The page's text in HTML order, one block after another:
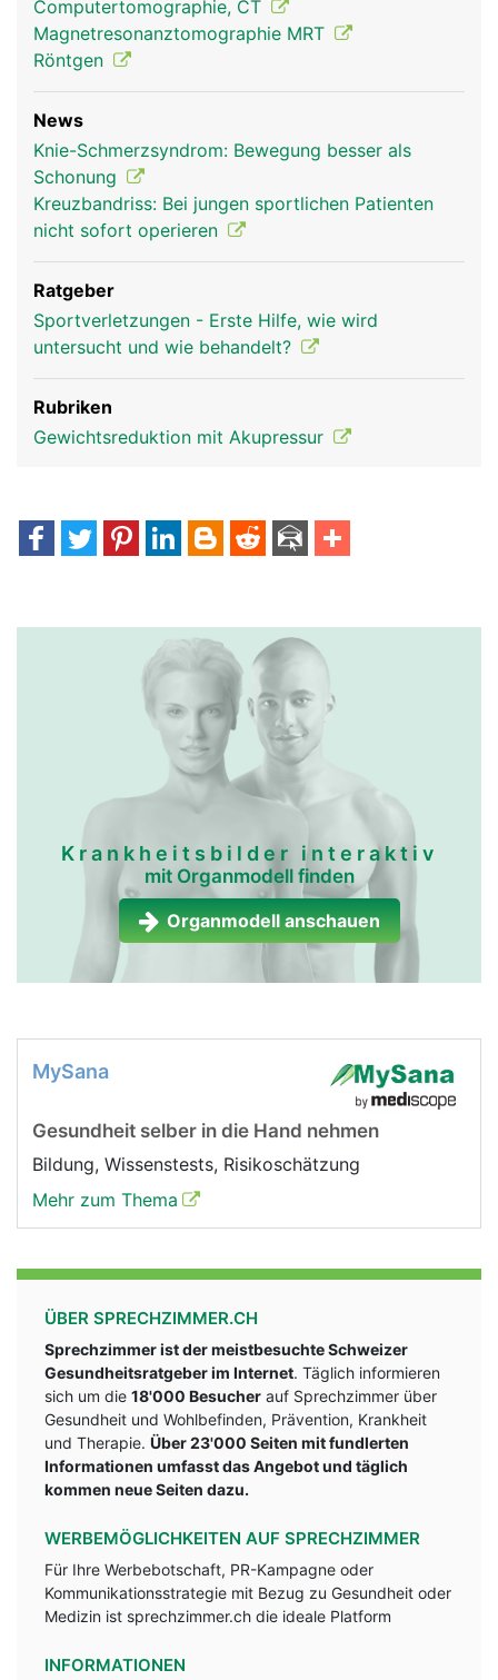
Kniescheibe Frau
Computertomographie, CT
Magnetresonanztomographie MRT
Röntgen
News
Knie-Schmerzsyndrom: Bewegung besser als
Schonung
Kreuzbandriss: Bei jungen sportlichen Patienten
nicht sofort operieren
Ratgeber
Sportverletzungen - Erste Hilfe, wie wird
untersucht und wie behandelt?
Rubriken
Gewichtsreduktion mit Akupressur
Krankheitsbilder interaktiv
mit Organmodell finden
Organmodell anschauen
MySana
Gesundheit selber in die Hand nehmen
Bildung, Wissenstests, Risikoschätzung
Mehr zum Thema
ÜBER SPRECHZIMMER.CH
Sprechzimmer ist der meistbesuchte Schweizer
Gesundheitsratgeber im Internet. Täglich informieren
sich um die 18'000 Besucher auf Sprechzimmer über
Gesundheit und Wohlbefinden, Prävention, Krankheit
und Therapie. Über 23'000 Seiten mit fundlerten
Informationen umfasst das Angebot und täglich
kommen neue Seiten dazu.
WERBEMÖGLICHKEITEN AUF SPRECHZIMMER
Für Ihre Werbebotschaft, PR-Kampagne oder
Kommunikationsstrategie mit Bezug zu Gesundheit oder
Medizin ist sprechzimmer.ch die ideale Platform
INFORMATIONEN